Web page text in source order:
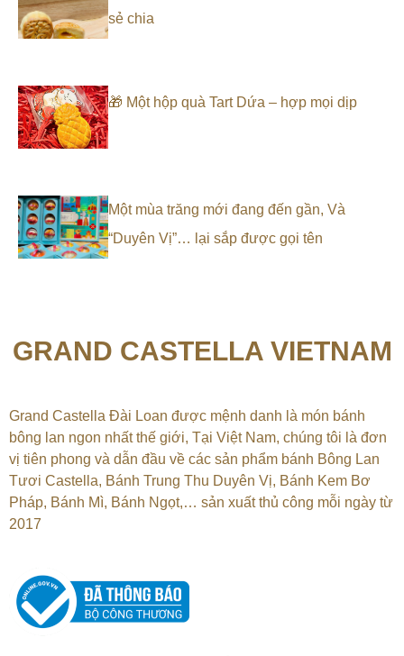
sẻ chia
🎁 Một hộp quà Tart Dứa – hợp mọi dịp
Một mùa trăng mới đang đến gần, Và
“Duyên Vị”… lại sắp được gọi tên
GRAND CASTELLA VIETNAM
Grand Castella Đài Loan được mệnh danh là món bánh
bông lan ngon nhất thế giới, Tại Việt Nam, chúng tôi là đơn
vị tiên phong và dẫn đầu về các sản phẩm bánh Bông Lan
Tươi Castella, Bánh Trung Thu Duyên Vị, Bánh Kem Bơ
Pháp, Bánh Mì, Bánh Ngọt,… sản xuất thủ công mỗi ngày từ
2017